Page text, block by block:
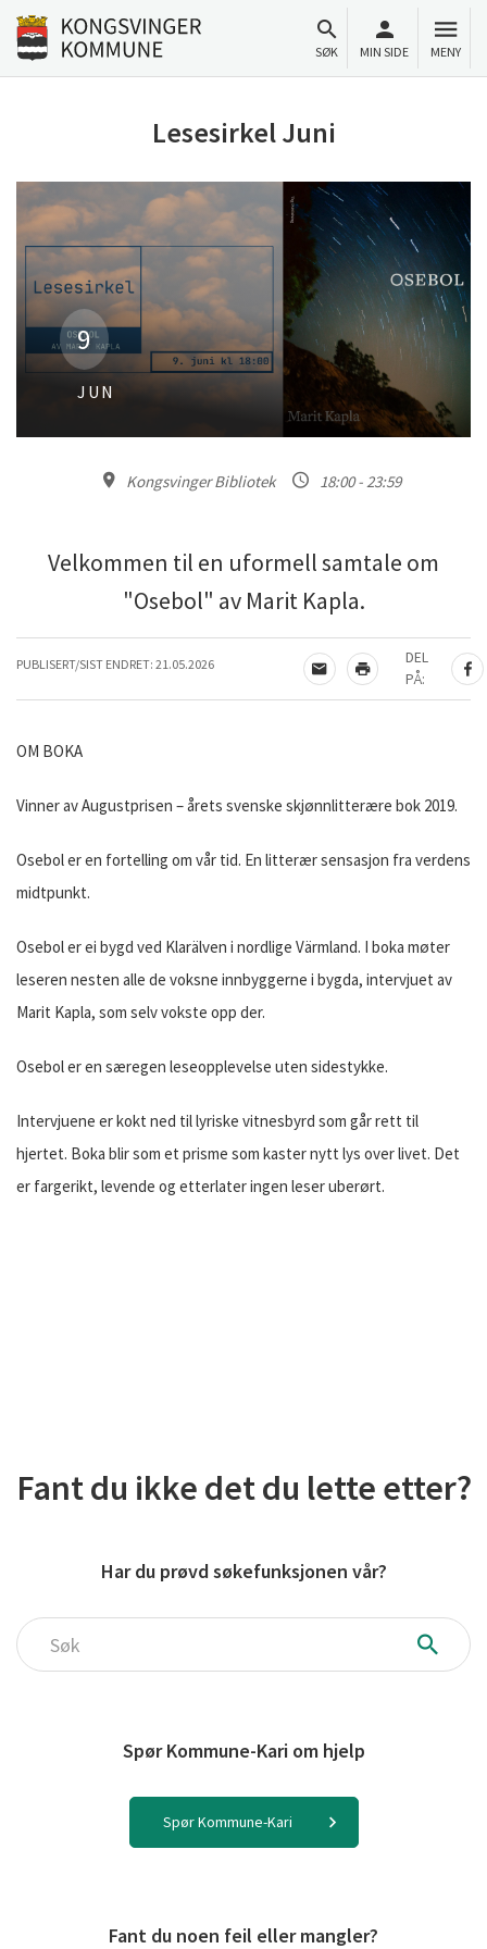
Til innhold
Gå til forsiden
SØK MIN SIDE MENY
Lesesirkel Juni
9
JUN
Kongsvinger Bibliotek 18:00 - 23:59
Velkommen til en uformell samtale om
"Osebol" av Marit Kapla.
PUBLISERT/SIST ENDRET: 21.05.2026
TIPS EN VENN
SKRIV UT
DEL
PÅ:
OM BOKA
Vinner av Augustprisen – årets svenske skjønnlitterære bok 2019.
Osebol er en fortelling om vår tid. En litterær sensasjon fra verdens
midtpunkt.
Osebol er ei bygd ved Klarälven i nordlige Värmland. I boka møter
leseren nesten alle de voksne innbyggerne i bygda, intervjuet av
Marit Kapla, som selv vokste opp der.
Osebol er en særegen leseopplevelse uten sidestykke.
Intervjuene er kokt ned til lyriske vitnesbyrd som går rett til
hjertet. Boka blir som et prisme som kaster nytt lys over livet. Det
er fargerikt, levende og etterlater ingen leser uberørt.
Fant du ikke det du lette etter?
Har du prøvd søkefunksjonen vår?
Søk
Spør Kommune-Kari om hjelp
Spør Kommune-Kari
Fant du noen feil eller mangler?